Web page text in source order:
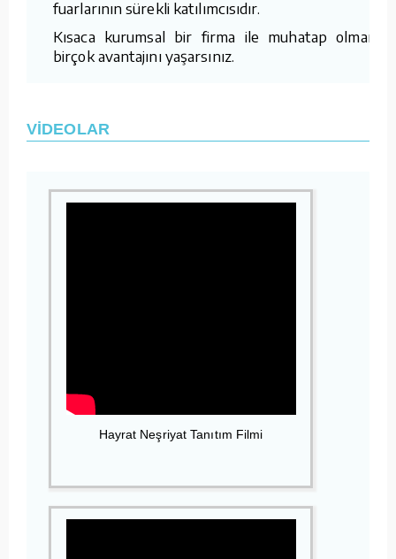
fuarlarının sürekli katılımcısıdır.
Kısaca kurumsal bir firma ile muhatap olmanın
birçok avantajını yaşarsınız.
VİDEOLAR
Hayrat Neşriyat Tanıtım Filmi